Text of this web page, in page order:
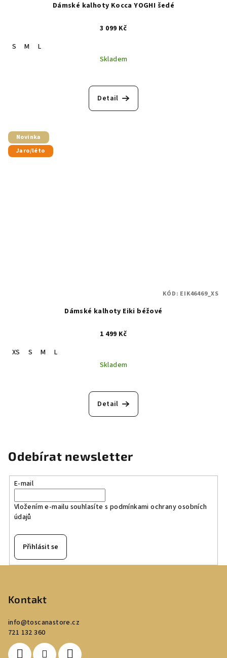
Dámské kalhoty Kocca YOGHI šedé
3 099 Kč
S
M
L
Skladem
Detail
Novinka
Jaro/léto
Dámské kalhoty Eiki béžové
1 499 Kč
XS
S M
L
Skladem
Detail
KÓD: EIK46469_XS
Odebírat newsletter
E-mail
Vložením e-mailu souhlasíte s podmínkami ochrany osobních
údajů
Přihlásit se
Kontakt
info@toscanastore.cz
721 132 360